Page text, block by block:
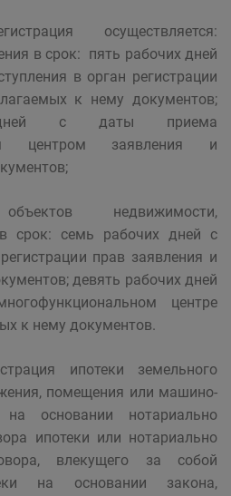
осуществляется:
в срок: пять рабочих дней
в орган регистрации
к нему документов;
с даты приема
центром заявления и
недвижимости,
срок: семь рабочих дней с
прав заявления и
девять рабочих дней
центре
к нему документов.
ипотеки земельного
помещения или машино-
основании нотариально
ипотеки или нотариально
влекущего за собой
на основании закона,